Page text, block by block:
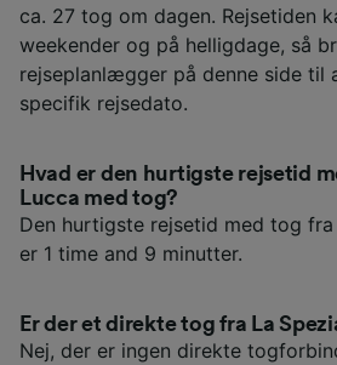
ca. 27 tog om dagen. Rejsetiden
weekender og på helligdage, så
rejseplanlægger på denne side til
specifik rejsedato.
Hvad er den hurtigste rejsetid
Lucca med tog?
Den hurtigste rejsetid med tog
er 1 time and 9 minutter.
Er der et direkte tog fra La
Nej, der er ingen direkte